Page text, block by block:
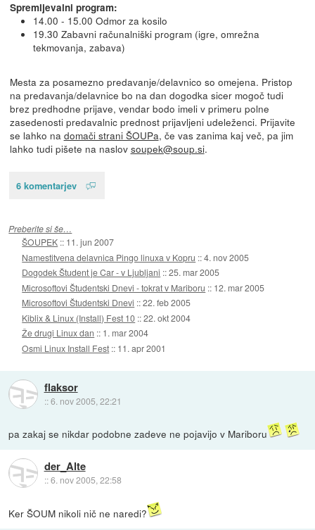
Spremljevalni program:
14.00 - 15.00 Odmor za kosilo
19.30 Zabavni računalniški program (igre, omrežna
tekmovanja, zabava)
Mesta za posamezno predavanje/delavnico so omejena. Pristop
na predavanja/delavnice bo na dan dogodka sicer mogoč tudi
brez predhodne prijave, vendar bodo imeli v primeru polne
zasedenosti predavalnic prednost prijavljeni udeleženci. Prijavite
se lahko na domači strani ŠOUPa, če vas zanima kaj več, pa jim
lahko tudi pišete na naslov soupek@soup.si.
6 komentarjev
Preberite si še…
ŠOUPEK :: 11. jun 2007
Namestitvena delavnica Pingo linuxa v Kopru ::4. nov 2005
Dogodek Študent je Car - v Ljubljani ::25. mar 2005
Microsoftovi Študentski Dnevi - tokrat v Mariboru :: 12. mar 2005
Microsoftovi Študentski Dnevi ::22. feb 2005
Kiblix & Linux (Install) Fest 10 ::22. okt 2004
Že drugi Linux dan :: 1. mar 2004
Osmi Linux Install Fest :: 11. apr 2001
flaksor
::6. nov 2005, 22:21
pa zakaj se nikdar podobne zadeve ne pojavijo v Mariboru
der_Alte
::6. nov 2005, 22:58
Ker ŠOUM nikoli nič ne naredi?